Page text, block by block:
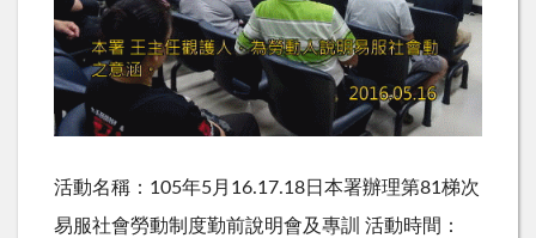
活動名稱：105年5月16.17.18日本署辦理第81梯次
易服社會勞動制度勤前說明會及專訓 活動時間：